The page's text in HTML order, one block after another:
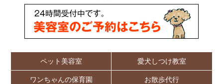
ペット美容室 愛犬しつけ教室
ワンちゃんの保育園 お散歩代行